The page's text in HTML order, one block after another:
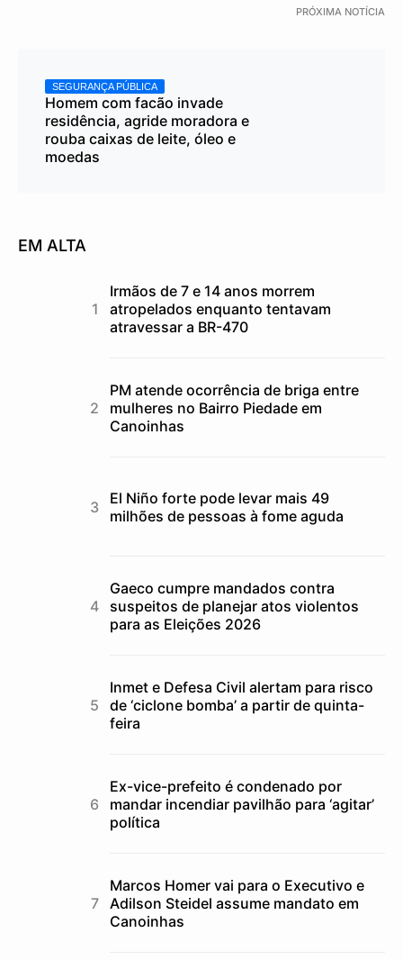
PRÓXIMA NOTÍCIA
SEGURANÇA PÚBLICA
Homem com facão invade
residência, agride moradora e
rouba caixas de leite, óleo e
moedas
EM ALTA
Irmãos de 7 e 14 anos morrem
atropelados enquanto tentavam
atravessar a BR-470
PM atende ocorrência de briga entre
mulheres no Bairro Piedade em
Canoinhas
El Niño forte pode levar mais 49
milhões de pessoas à fome aguda
Gaeco cumpre mandados contra
suspeitos de planejar atos violentos
para as Eleições 2026
Inmet e Defesa Civil alertam para risco
de ‘ciclone bomba’ a partir de quinta-
feira
Ex-vice-prefeito é condenado por
mandar incendiar pavilhão para ‘agitar’
política
Marcos Homer vai para o Executivo e
Adilson Steidel assume mandato em
Canoinhas